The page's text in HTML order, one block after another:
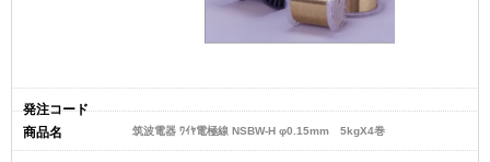
筑波電器 ﾜｲﾔ電極線 NSBW-H φ0.15mm 5kgX4巻